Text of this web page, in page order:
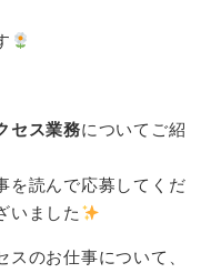
セス業務についてご紹
を読んで応募してくだ
いました
のお仕事について、